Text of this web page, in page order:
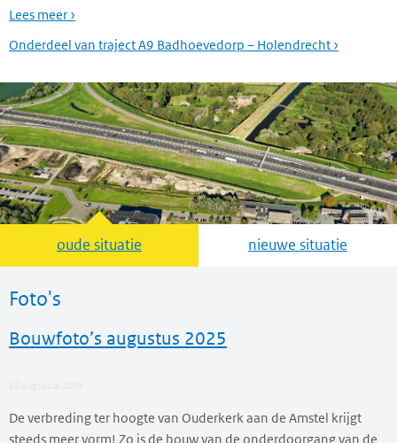
Lees meer ›
Onderdeel van traject A9 Badhoevedorp – Holendrecht ›
Bekijk de
oude situatie Bekijk de
nieuwe situatie
Foto's
Bouwfoto’s augustus 2025
De verbreding ter hoogte van Ouderkerk aan de Amstel krijgt
steeds meer vorm! Zo is de bouw van de onderdoorgang van de